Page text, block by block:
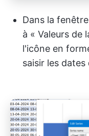
Dans la
à « Valeurs de
l'icône en
saisir les